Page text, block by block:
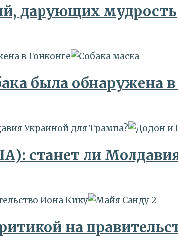
дарующих мудрость
в Гонконге
была обнаружена в
Украиной для Трампа?
станет ли
Иона Кику
на